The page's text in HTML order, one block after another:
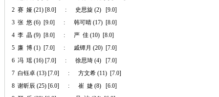
2 赛 娅 (21) [8.0] : 史思旋 (2) [9.0]
3 张 悠 (6) [9.0] : 韩可晴 (17) [8.0]
4 李 晶 (9) [8.0] : 严 佳 (10) [8.0]
5 廉 博 (1) [7.0] : 戚镡月 (20) [7.0]
6 冯 瑶 (16) [7.0] : 徐思琦 (4) [7.0]
7 白钰卓 (13) [7.0] : 方文希 (11) [7.0]
8 谢昕辰 (25) [6.0] : 崔 婕 (8) [6.0]